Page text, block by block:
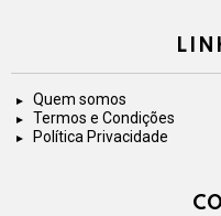
Quem somos
Termos e Condições
Política Privacidade